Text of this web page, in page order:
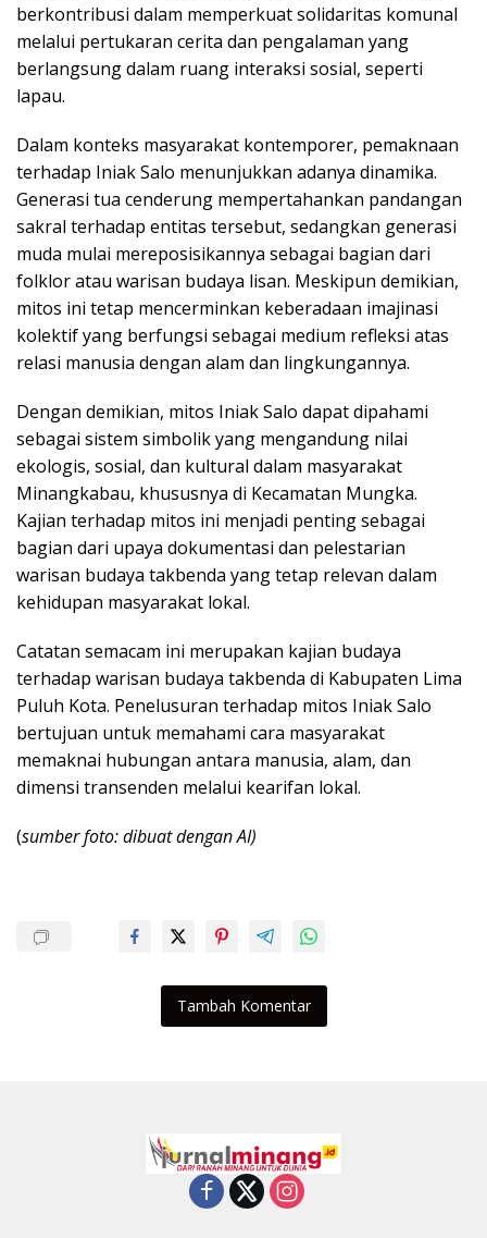
berkontribusi dalam memperkuat solidaritas komunal
melalui pertukaran cerita dan pengalaman yang
berlangsung dalam ruang interaksi sosial, seperti
lapau.
Dalam konteks masyarakat kontemporer, pemaknaan
terhadap Iniak Salo menunjukkan adanya dinamika.
Generasi tua cenderung mempertahankan pandangan
sakral terhadap entitas tersebut, sedangkan generasi
muda mulai mereposisikannya sebagai bagian dari
folklor atau warisan budaya lisan. Meskipun demikian,
mitos ini tetap mencerminkan keberadaan imajinasi
kolektif yang berfungsi sebagai medium refleksi atas
relasi manusia dengan alam dan lingkungannya.
Dengan demikian, mitos Iniak Salo dapat dipahami
sebagai sistem simbolik yang mengandung nilai
ekologis, sosial, dan kultural dalam masyarakat
Minangkabau, khususnya di Kecamatan Mungka.
Kajian terhadap mitos ini menjadi penting sebagai
bagian dari upaya dokumentasi dan pelestarian
warisan budaya takbenda yang tetap relevan dalam
kehidupan masyarakat lokal.
Catatan semacam ini merupakan kajian budaya
terhadap warisan budaya takbenda di Kabupaten Lima
Puluh Kota. Penelusuran terhadap mitos Iniak Salo
bertujuan untuk memahami cara masyarakat
memaknai hubungan antara manusia, alam, dan
dimensi transenden melalui kearifan lokal.
(sumber foto: dibuat dengan AI)
Tambah Komentar